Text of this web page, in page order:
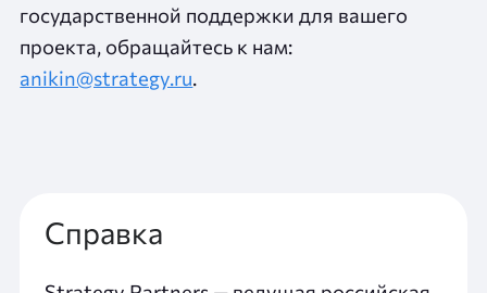
государственной поддержки для вашего
проекта, обращайтесь к нам:
anikin@strategy.ru.
Справка